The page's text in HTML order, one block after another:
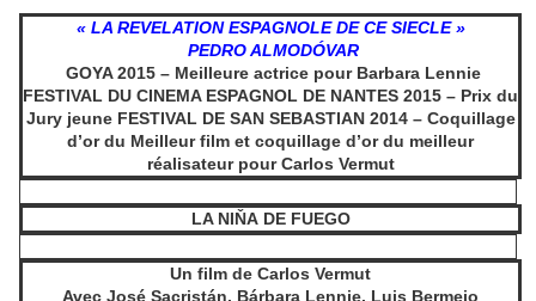
« LA REVELATION ESPAGNOLEDECE SIECLE »
PEDRO ALMODÓVAR
GOYA 2015 – Meilleure actrice pour Barbara Lennie
FESTIVAL DU CINEMA ESPAGNOL DE NANTES 2015 – Prix du
Jury jeune FESTIVAL DESAN SEBASTIAN 2014 – Coquillage
d’or du Meilleur film et coquillage d’or du meilleur
réalisateur pour Carlos Vermut
LA NIŇA DE FUEGO
Un film de Carlos Vermut
Avec José Sacristán, Bárbara Lennie, Luis Bermejo